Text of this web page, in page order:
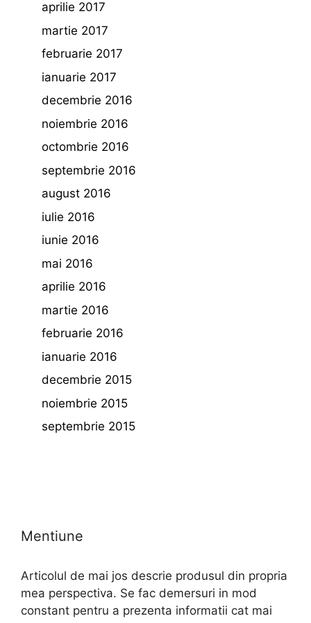
aprilie 2017
martie 2017
februarie 2017
ianuarie 2017
decembrie 2016
noiembrie 2016
octombrie 2016
septembrie 2016
august 2016
iulie 2016
iunie 2016
mai 2016
aprilie 2016
martie 2016
februarie 2016
ianuarie 2016
decembrie 2015
noiembrie 2015
septembrie 2015
Mentiune
Articolul de mai jos descrie produsul din propria
mea perspectiva. Se fac demersuri in mod
constant pentru a prezenta informatii cat mai